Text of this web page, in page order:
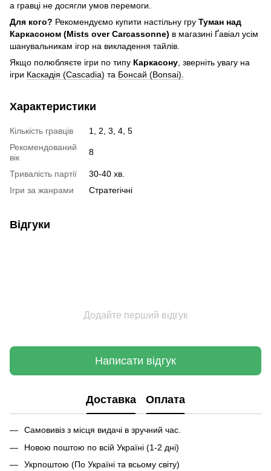
а гравці не досягли умов перемоги.
Для кого? Рекомендуємо купити настільну гру Туман над
Каркасоном (Mists over Carcassonne) в магазині Ґавіал усім
шанувальникам ігор на викладення тайлів.
Якщо полюбляєте ігри по типу Каркасону , зверніть увагу на
ігри Каскадія (Cascadia) та Бонсай (Bonsai).
Характеристики
Кількість гравців
1, 2, 3, 4, 5
Рекомендований
вік
8
Тривалість партії
30-40 хв.
Ігри за жанрами
Стратегічні
Відгуки
Додайте перший відгук
Написати відгук
Доставка Оплата
Самовивіз з місця видачі в зручний час.
Новою поштою по всій Україні (1-2 дні)
Укрпоштою (По Україні та всьому світу)